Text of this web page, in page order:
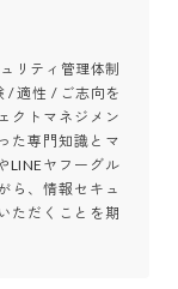
リティ管理体制
/ 適性 / ご志向を
クトマネジメン
た専門知識とマ
LINEヤフーグル
ら、情報セキュ
ただくことを期